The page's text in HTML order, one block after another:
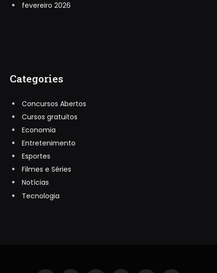
fevereiro 2026
Categories
Concursos Abertos
Cursos gratuitos
Economia
Entretenimento
Esportes
Filmes e Séries
Notícias
Tecnologia